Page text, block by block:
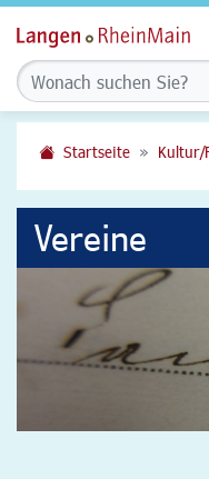
Startseite Kultur/
Vereine